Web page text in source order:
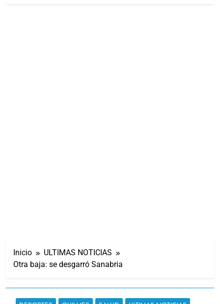
Inicio
ULTIMAS NOTICIAS
Otra baja: se desgarró Sanabria